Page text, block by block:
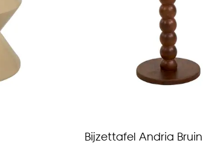
Bijzettafel Andria Bruin